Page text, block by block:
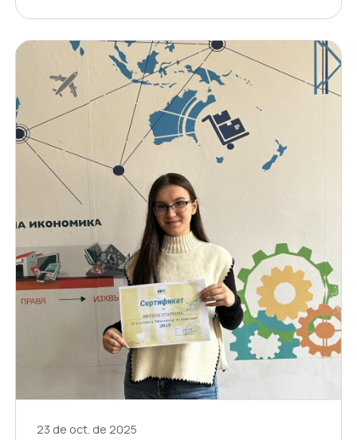
23 de oct. de 2025